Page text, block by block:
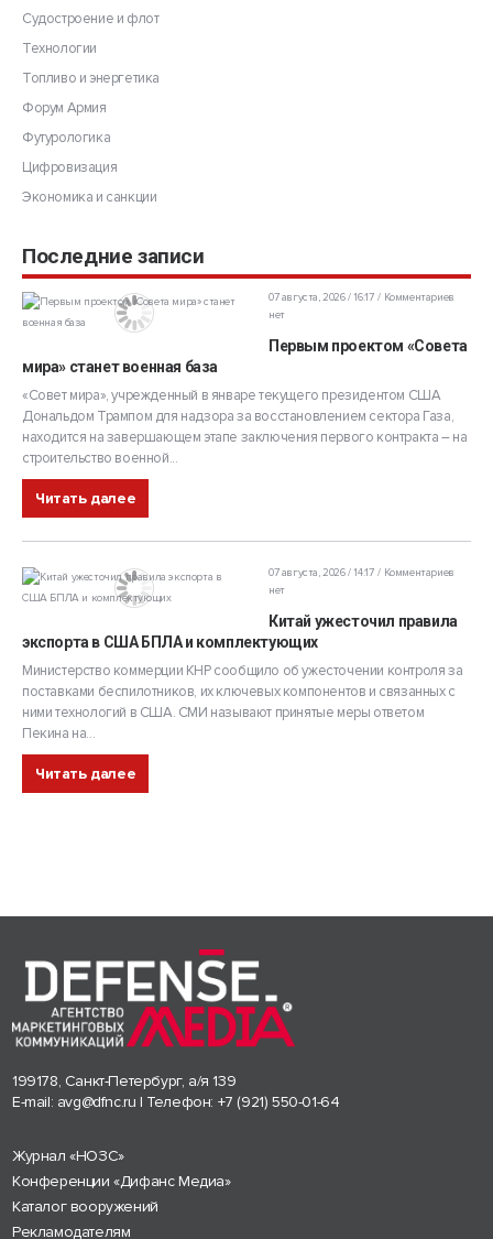
Судостроение и флот
Технологии
Топливо и энергетика
Форум Армия
Футурологика
Цифровизация
Экономика и санкции
Последние записи
07 августа, 2026 / 16:17
Комментариев
нет
Первым проектом «Совета
мира» станет военная база
«Совет мира», учрежденный в январе текущего президентом США
Дональдом Трампом для надзора за восстановлением сектора Газа,
находится на завершающем этапе заключения первого контракта – на
строительство военной...
Читать далее
07 августа, 2026 / 14:17
Комментариев
нет
Китай ужесточил правила
экспорта в США БПЛА и комплектующих
Министерство коммерции КНР сообщило об ужесточении контроля за
поставками беспилотников, их ключевых компонентов и связанных с
ними технологий в США. СМИ называют принятые меры ответом
Пекина на...
Читать далее
199178, Санкт-Петербург, а/я 139
E-mail: avg@dfnc.ru | Телефон: +7 (921) 550-01-64
Журнал «НОЗС»
Конференции «Дифанс Медиа»
Каталог вооружений
Рекламодателям